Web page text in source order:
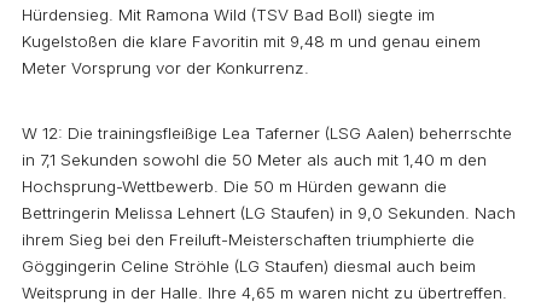
Hürdensieg. Mit Ramona Wild (TSV Bad Boll) siegte im
Kugelstoßen die klare Favoritin mit 9,48 m und genau einem
Meter Vorsprung vor der Konkurrenz.
W 12: Die trainingsfleißige Lea Taferner (LSG Aalen) beherrschte
in 7,1 Sekunden sowohl die 50 Meter als auch mit 1,40 m den
Hochsprung-Wettbewerb. Die 50 m Hürden gewann die
Bettringerin Melissa Lehnert (LG Staufen) in 9,0 Sekunden. Nach
ihrem Sieg bei den Freiluft-Meisterschaften triumphierte die
Göggingerin Celine Ströhle (LG Staufen) diesmal auch beim
Weitsprung in der Halle. Ihre 4,65 m waren nicht zu übertreffen.